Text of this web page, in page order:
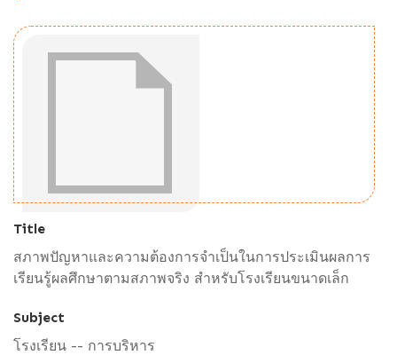
Title
สภาพปัญหาและความต้องการจำเป็นในการประเมินผลการ
เรียนรู้ผลศึกษาตามสภาพจริง สำหรับโรงเรียนขนาดเล็ก
Subject
โรงเรียน -- การบริหาร